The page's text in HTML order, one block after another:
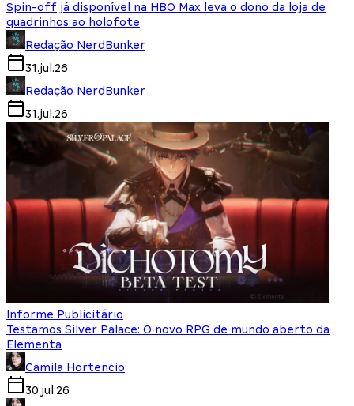
Spin-off já disponível na HBO Max leva o dono da loja de
quadrinhos ao holofote
Redação NerdBunker
31.jul.26
Redação NerdBunker
31.jul.26
Informe Publicitário
Testamos Silver Palace: O novo RPG de mundo aberto da
Elementa
Camila Hortencio
30.jul.26